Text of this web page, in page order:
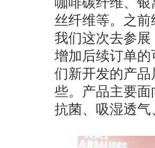
丝纤维等。之
我们这次去参
增加后续订单的
们新开发的产
些。产品主要
抗菌、吸湿透气